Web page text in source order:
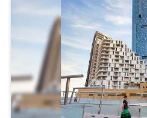
الخاصة، مع توقّعات بأن
فرص استثمارية أكثر موثوقية
نفسه، عالمياً سجّلت الثروات
الخاصة مستوًى قياسياً بلغ 471 تريليون دولار، بعدما نمت
بأكثر من 340 تريليون دولار منذ عام 1995، أي بمعدل يزيد